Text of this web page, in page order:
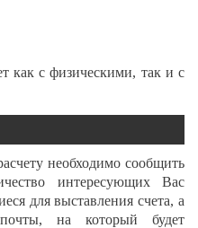
как с физическими, так и с
необходимо сообщить
интересующих Вас
для выставления счета, а
на который будет